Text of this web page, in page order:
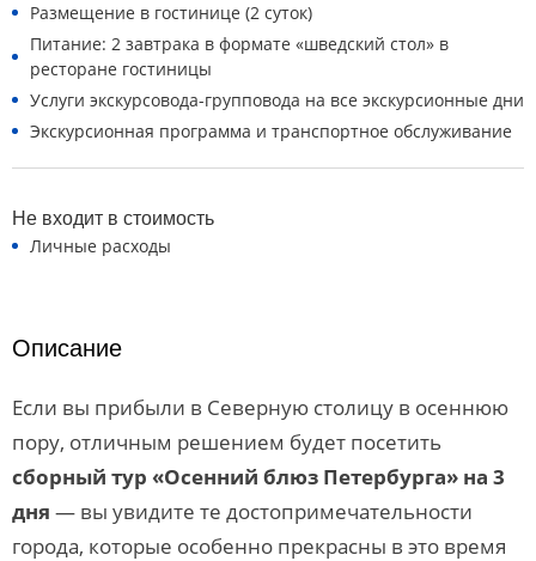
Размещение в гостинице (2 суток)
Питание: 2 завтрака в формате «шведский стол» в
ресторане гостиницы
Услуги экскурсовода-групповода на все экскурсионные дни
Экскурсионная программа и транспортное обслуживание
Не входит в стоимость
Личные расходы
Описание
Если вы прибыли в Северную столицу в осеннюю
пору, отличным решением будет посетить
сборный тур «Осенний блюз Петербурга» на 3
дня — вы увидите те достопримечательности
города, которые особенно прекрасны в это время